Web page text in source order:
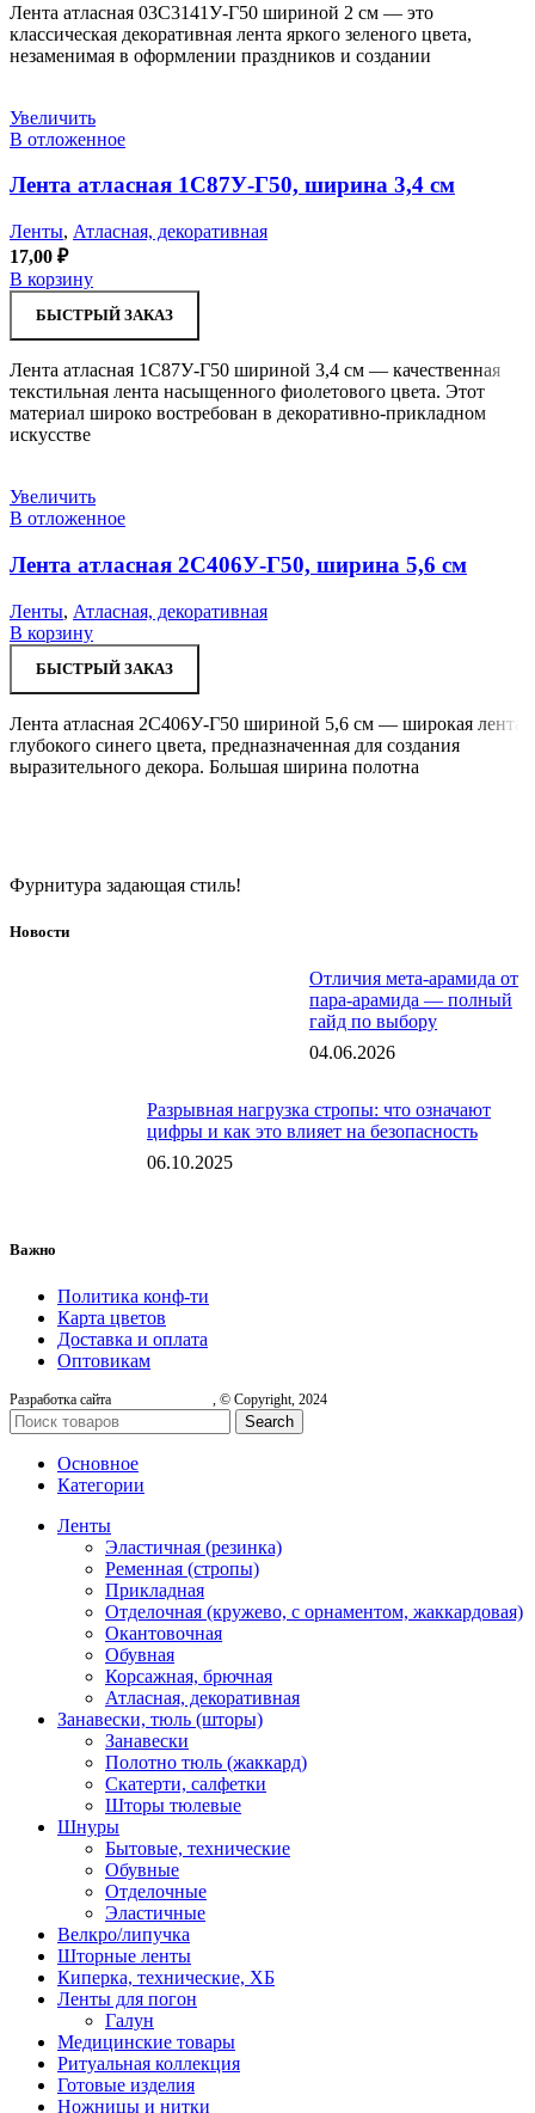
Лента атласная 03С3141У-Г50 шириной 2 см — это
классическая декоративная лента яркого зеленого цвета,
незаменимая в оформлении праздников и создании
Увеличить
В отложенное
Лента атласная 1С87У-Г50, ширина 3,4 см
Ленты, Атласная, декоративная
17,00 ₽
В корзину
БЫСТРЫЙ ЗАКАЗ
Лента атласная 1С87У-Г50 шириной 3,4 см — качественная
текстильная лента насыщенного фиолетового цвета. Этот
материал широко востребован в декоративно-прикладном
искусстве
Увеличить
В отложенное
Лента атласная 2С406У-Г50, ширина 5,6 см
Ленты, Атласная, декоративная
В корзину
БЫСТРЫЙ ЗАКАЗ
Лента атласная 2С406У-Г50 шириной 5,6 см — широкая лента
глубокого синего цвета, предназначенная для создания
выразительного декора. Большая ширина полотна
Фурнитура задающая стиль!
Новости
Отличия мета-арамида от
пара-арамида — полный
гайд по выбору
04.06.2026
Разрывная нагрузка стропы: что означают
цифры и как это влияет на безопасность
06.10.2025
Важно
Политика конф-ти
Карта цветов
Доставка и оплата
Оптовикам
Разработка сайта , © Copyright, 2024
Search
Основное
Категории
Ленты
Эластичная (резинка)
Ременная (стропы)
Прикладная
Отделочная (кружево, с орнаментом, жаккардовая)
Окантовочная
Обувная
Корсажная, брючная
Атласная, декоративная
Занавески, тюль (шторы)
Занавески
Полотно тюль (жаккард)
Скатерти, салфетки
Шторы тюлевые
Шнуры
Бытовые, технические
Обувные
Отделочные
Эластичные
Велкро/липучка
Шторные ленты
Киперка, технические, ХБ
Ленты для погон
Галун
Медицинские товары
Ритуальная коллекция
Готовые изделия
Ножницы и нитки